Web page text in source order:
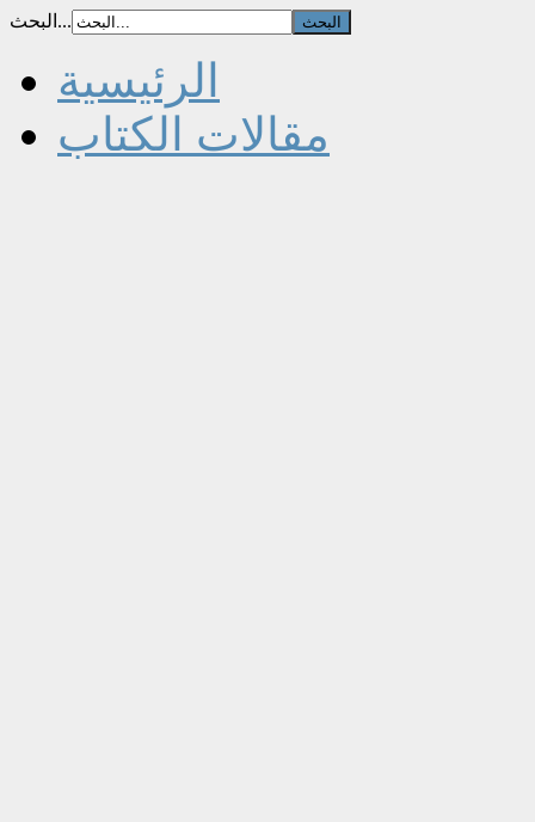
البحث...
الرئيسية
مقالات الكتاب